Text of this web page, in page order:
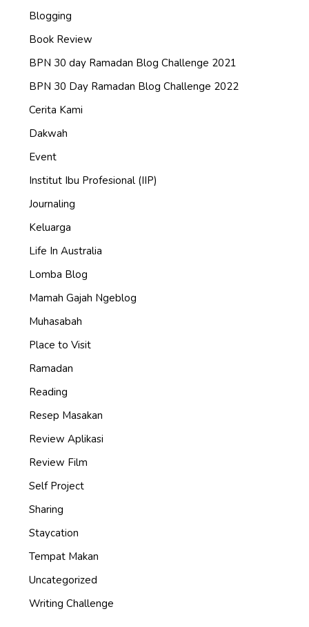
Blogging
Book Review
BPN 30 day Ramadan Blog Challenge 2021
BPN 30 Day Ramadan Blog Challenge 2022
Cerita Kami
Dakwah
Event
Institut Ibu Profesional (IIP)
Journaling
Keluarga
Life In Australia
Lomba Blog
Mamah Gajah Ngeblog
Muhasabah
Place to Visit
Ramadan
Reading
Resep Masakan
Review Aplikasi
Review Film
Self Project
Sharing
Staycation
Tempat Makan
Uncategorized
Writing Challenge